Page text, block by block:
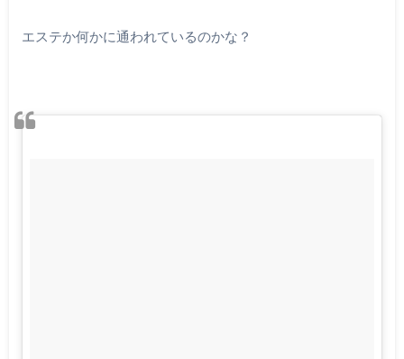
エステか何かに通われているのかな？